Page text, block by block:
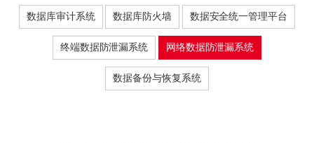
数据库审计系统 数据库防火墙 数据安全统一管理平台
终端数据防泄漏系统 网络数据防泄漏系统
数据备份与恢复系统